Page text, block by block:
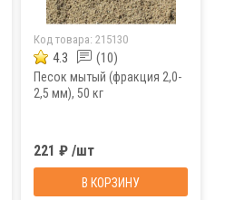
Код товара: 215130
4.3 (10)
Песок мытый (фракция 2,0-
2,5 мм), 50 кг
221 ₽ /шт
В КОРЗИНУ